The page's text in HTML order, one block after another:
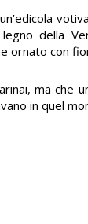
della
ornato con
ma che
in quel